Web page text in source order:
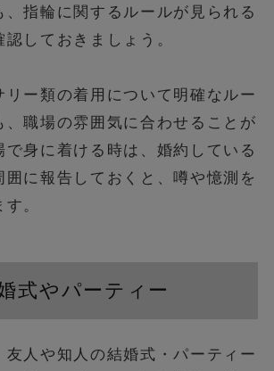
、指輪に関するルールが見られる
しておきましょう。
リー類の着用について明確なルー
、職場の雰囲気に合わせることが
で身に着ける時は、婚約している
囲に報告しておくと、噂や憶測を
。
式やパーティー
人や知人の結婚式・パーティー